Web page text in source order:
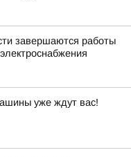
завершаются работы
уже ждут вас!